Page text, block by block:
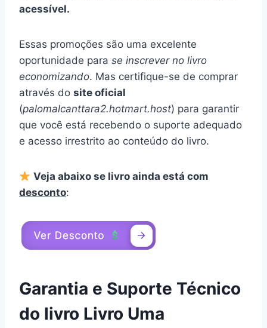
acessível.
Essas promoções são uma excelente
oportunidade para se inscrever no livro
economizando. Mas certifique-se de comprar
através do site oficial
(palomalcanttara2.hotmart.host) para garantir
que você está recebendo o suporte adequado
e acesso irrestrito ao conteúdo do livro.
Veja abaixo se livro ainda está com
desconto:
Garantia e Suporte Técnico
do livro Livro Uma